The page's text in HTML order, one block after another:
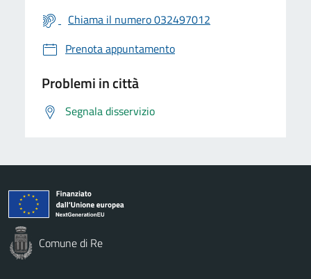
Chiama il numero 032497012
Prenota appuntamento
Problemi in città
Segnala disservizio
Comune di Re